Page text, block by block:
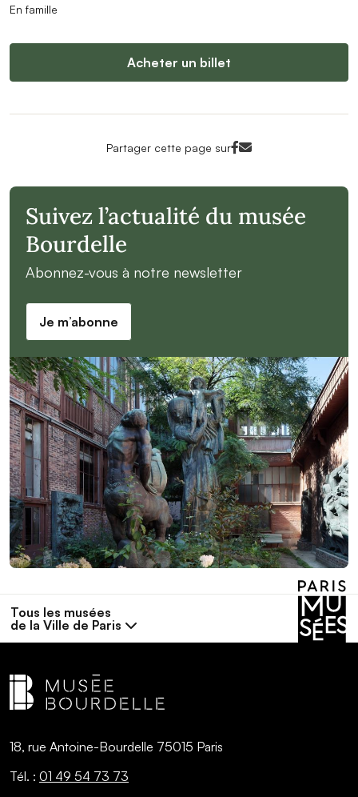
En famille
Acheter un billet
Partager cette page surFacebook<
Mail<
Suivez l’actualité du musée
Bourdelle
Abonnez-vous à notre newsletter
Je m’abonne
Tous les musées
de la Ville de Paris
18, rue Antoine-Bourdelle 75015 Paris
Tél. : 01 49 54 73 73